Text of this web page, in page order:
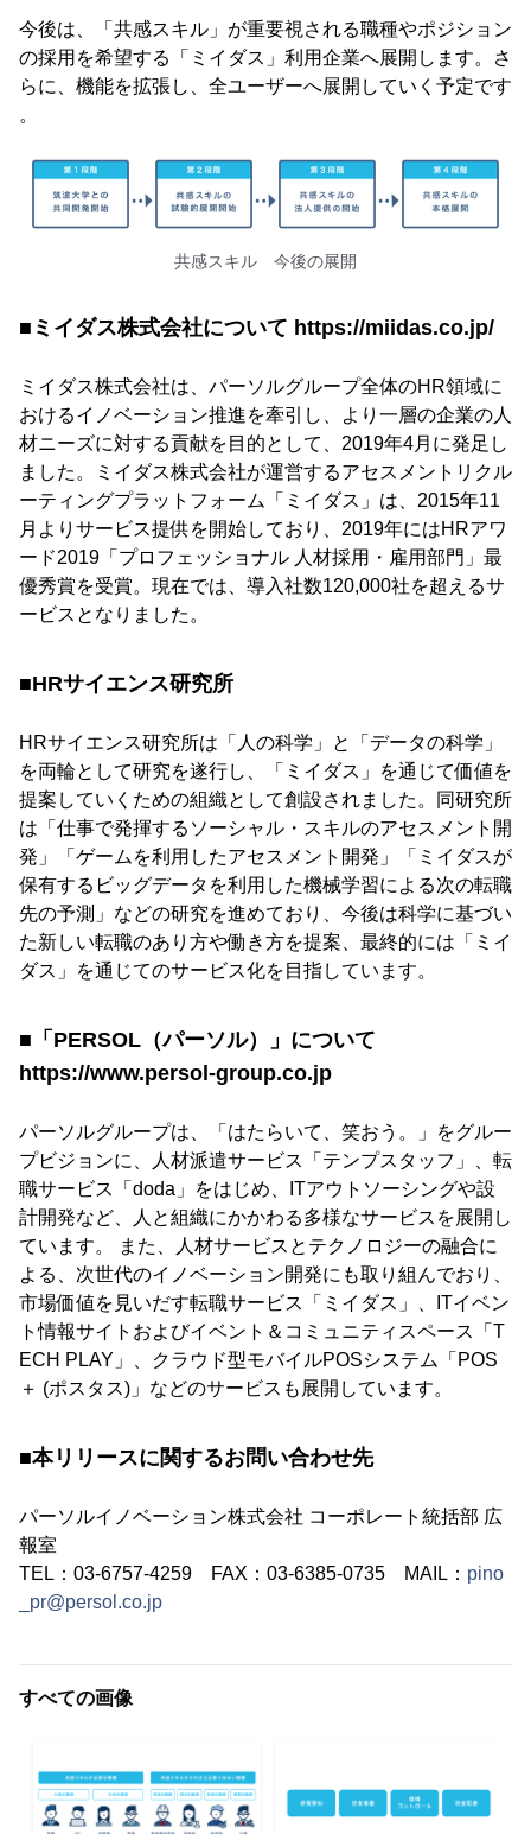
今後は、「共感スキル」が重要視される職種やポジション
の採⽤を希望する「ミイダス」利⽤企業へ展開します。さ
らに、機能を拡張し、全ユーザーへ展開していく予定です
。
共感スキル 今後の展開
■ミイダス株式会社について https://miidas.co.jp/
ミイダス株式会社は、パーソルグループ全体のHR領域に
おけるイノベーション推進を牽引し、より⼀層の企業の⼈
材ニーズに対する貢献を⽬的として、2019年4⽉に発⾜し
ました。ミイダス株式会社が運営するアセスメントリクル
ーティングプラットフォーム「ミイダス」は、2015年11
⽉よりサービス提供を開始しており、2019年にはHRアワ
ード2019「プロフェッショナル ⼈材採⽤・雇⽤部⾨」最
優秀賞を受賞。現在では、導⼊社数120,000社を超えるサ
ービスとなりました。
■HRサイエンス研究所
HRサイエンス研究所は「⼈の科学」と「データの科学」
を両輪として研究を遂⾏し、「ミイダス」を通じて価値を
提案していくための組織として創設されました。同研究所
は「仕事で発揮するソーシャル・スキルのアセスメント開
発」「ゲームを利⽤したアセスメント開発」「ミイダスが
保有するビッグデータを利⽤した機械学習による次の転職
先の予測」などの研究を進めており、今後は科学に基づい
た新しい転職のあり⽅や働き⽅を提案、最終的には「ミイ
ダス」を通じてのサービス化を⽬指しています。
■「PERSOL（パーソル）」について
https://www.persol-group.co.jp
パーソルグループは、「はたらいて、笑おう。」をグルー
プビジョンに、⼈材派遣サービス「テンプスタッフ」、転
職サービス「doda」をはじめ、ITアウトソーシングや設
計開発など、⼈と組織にかかわる多様なサービスを展開し
ています。 また、⼈材サービスとテクノロジーの融合に
よる、次世代のイノベーション開発にも取り組んでおり、
市場価値を⾒いだす転職サービス「ミイダス」、ITイベン
ト情報サイトおよびイベント＆コミュニティスペース「T
ECH PLAY」、クラウド型モバイルPOSシステム「POS
＋ (ポスタス)」などのサービスも展開しています。
■本リリースに関するお問い合わせ先
パーソルイノベーション株式会社 コーポレート統括部 広
報室
TEL：03-6757-4259 FAX：03-6385-0735 MAIL： pino
_pr@persol.co.jp
すべての画像